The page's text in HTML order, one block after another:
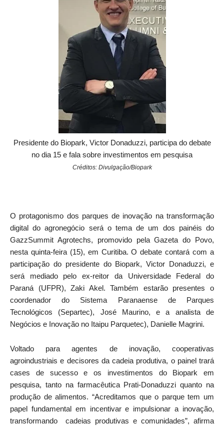
Presidente do Biopark, Victor Donaduzzi, participa do debate
no dia 15 e fala sobre investimentos em pesquisa
Créditos: Divulgação/Biopark
O protagonismo dos parques de inovação na transformação
digital do agronegócio será o tema de um dos painéis do
GazzSummit Agrotechs, promovido pela Gazeta do Povo,
nesta quinta-feira (15), em Curitiba. O debate contará com a
participação do presidente do Biopark, Victor Donaduzzi, e
será mediado pelo ex-reitor da Universidade Federal do
Paraná (UFPR), Zaki Akel. Também estarão presentes o
coordenador do Sistema Paranaense de Parques
Tecnológicos (Separtec), José Maurino, e a analista de
Negócios e Inovação no Itaipu Parquetec), Danielle Magrini.
Voltado para agentes de inovação, cooperativas
agroindustriais e decisores da cadeia produtiva, o painel trará
cases de sucesso e os investimentos do Biopark em
pesquisa, tanto na farmacêutica Prati-Donaduzzi quanto na
produção de alimentos. “Acreditamos que o parque tem um
papel fundamental em incentivar e impulsionar a inovação,
transformando cadeias produtivas e comunidades”, afirma